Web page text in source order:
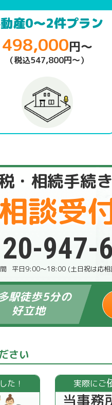
産0～2件プラン
498,000円～
（税込547,800円～）
・相続手続
談受
947-
平日9:00～18:00 (土日祝は応相
駅徒歩5分の
好立地
さい
た！
当事務
実際にご